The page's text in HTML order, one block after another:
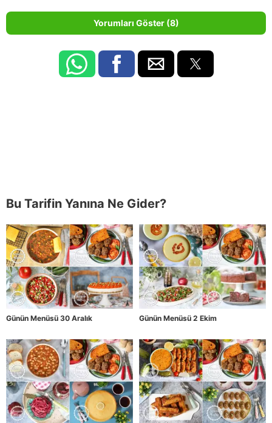
Yorumları Göster (8)
Bu Tarifin Yanına Ne Gider?
Günün Menüsü 30 Aralık Günün Menüsü 2 Ekim